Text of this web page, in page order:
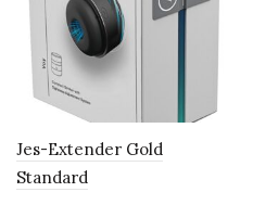
Jes-Extender Gold
Standard